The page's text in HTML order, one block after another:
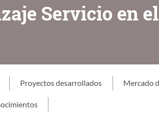
Servicio en
Proyectos desarrollados Mercado